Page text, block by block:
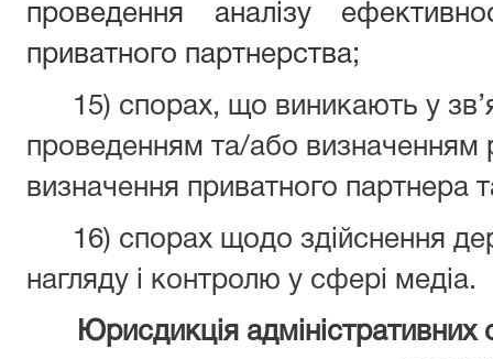
проведення аналізу
приватного партнерства;
15) спорах, що виникають у
проведенням та/або визначенням
визначення приватного партнера
16) спорах щодо здійснення
нагляду і контролю у сфері медіа.
Юрисдикція